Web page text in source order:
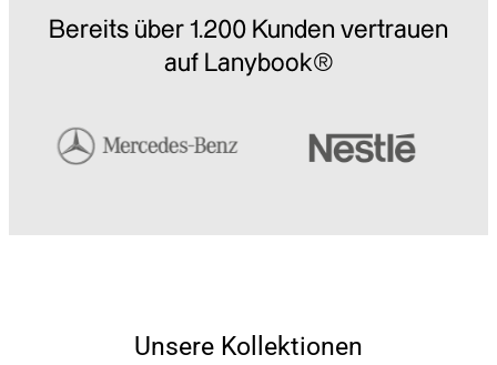
Bereits über 1.200 Kunden vertrauen
auf Lanybook®
Unsere Kollektionen